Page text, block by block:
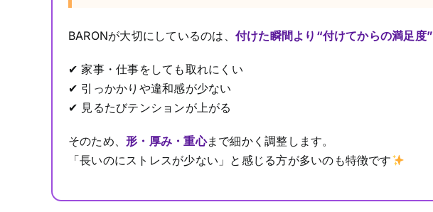
BARONが大切にしているのは、 付けた瞬間より“付けてからの満足度”
✔ 家事・仕事をしても取れにくい
✔ 引っかかりや違和感が少ない
✔ 見るたびテンションが上がる
そのため、形・厚み・重心まで細かく調整します。
「長いのにストレスが少ない」と感じる方が多いのも特徴です